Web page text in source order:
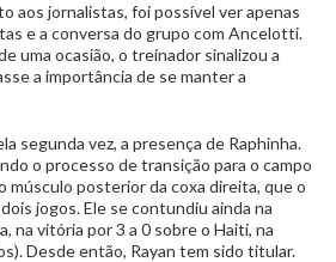
aos jornalistas, foi possível ver apenas
e a conversa do grupo com Ancelotti.
uma ocasião, o treinador sinalizou a
a importância de se manter a
segunda vez, a presença de Raphinha.
o processo de transição para o campo
músculo posterior da coxa direita, que o
jogos. Ele se contundiu ainda na
na vitória por 3 a 0 sobre o Haiti, na
Desde então, Rayan tem sido titular.